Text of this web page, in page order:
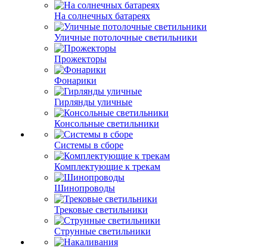
На солнечных батареях
Уличные потолочные светильники
Прожекторы
Фонарики
Гирлянды уличные
Консольные светильники
Системы в сборе
Комплектующие к трекам
Шинопроводы
Трековые светильники
Струнные светильники